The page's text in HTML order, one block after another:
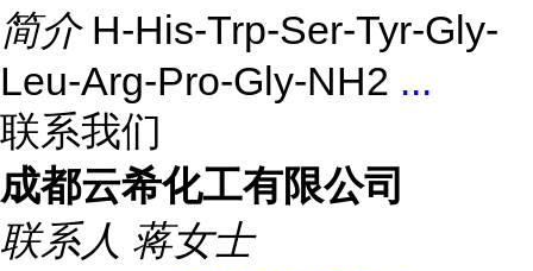
简介 H-His-Trp-Ser-Tyr-Gly-
Leu-Arg-Pro-Gly-NH2 ...
联系我们
成都云希化工有限公司
联系人 蒋女士